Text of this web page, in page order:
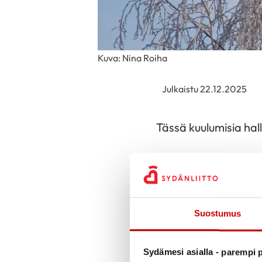
Suostumus
Sydämesi asialla - parempi
Julkaistu 22.12.2025
Kuva: Nina Roiha
Tässä kuulumisia
säilyy
helmikuussa).
Sydänliiton
Elämää sydän-
Elämää